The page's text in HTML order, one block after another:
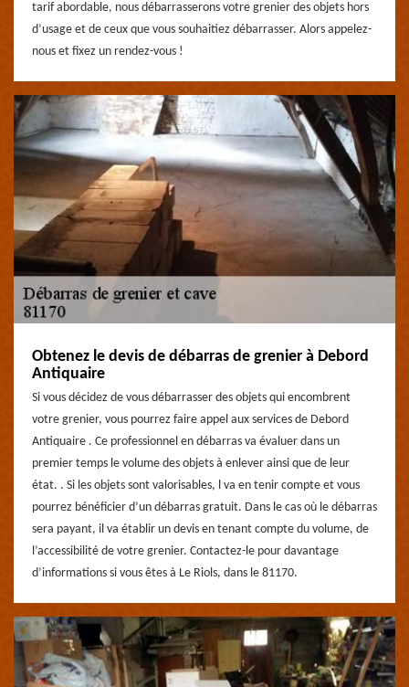
tarif abordable, nous débarrasserons votre grenier des objets hors
d’usage et de ceux que vous souhaitiez débarrasser. Alors appelez-
nous et fixez un rendez-vous !
Obtenez le devis de débarras de grenier à Debord
Antiquaire
Si vous décidez de vous débarrasser des objets qui encombrent
votre grenier, vous pourrez faire appel aux services de Debord
Antiquaire . Ce professionnel en débarras va évaluer dans un
premier temps le volume des objets à enlever ainsi que de leur
état. . Si les objets sont valorisables, l va en tenir compte et vous
pourrez bénéficier d’un débarras gratuit. Dans le cas où le débarras
sera payant, il va établir un devis en tenant compte du volume, de
l’accessibilité de votre grenier. Contactez-le pour davantage
d’informations si vous êtes à Le Riols, dans le 81170.